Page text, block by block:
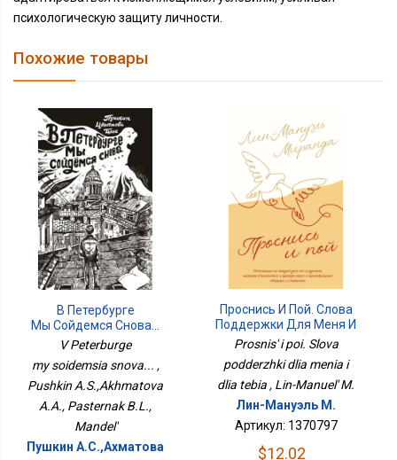
психологическую защиту личности.
Похожие товары
В Петербурге
Мы Сойдемся Снова...
V Peterburge
my soidemsia snova... ,
Pushkin A.S.,Akhmatova
A.A., Pasternak B.L.,
Mandel'
Пушкин А.С.,Ахматова
Проснись И Пой. Слова
Поддержки Для Меня И
Для Тебя
Prosnis' i poi. Slova
podderzhki dlia menia i
dlia tebia , Lin-Manuel' M.
Лин-Мануэль М.
Артикул: 1370797
$12.02